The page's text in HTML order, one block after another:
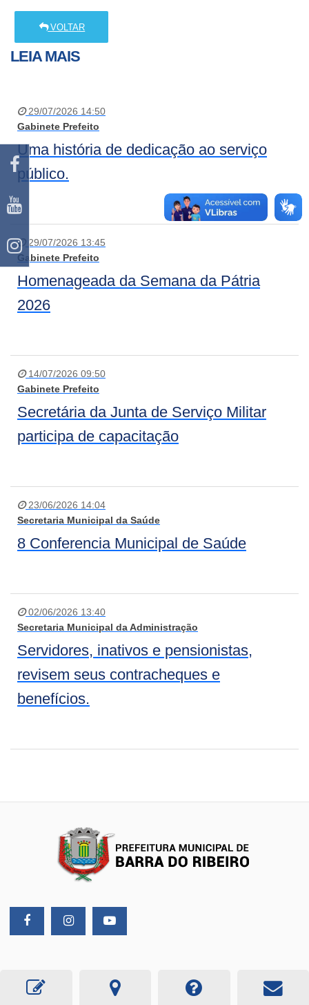
VOLTAR
LEIA MAIS
29/07/2026 14:50
Gabinete Prefeito
Uma história de dedicação ao serviço
público.
29/07/2026 13:45
Gabinete Prefeito
Homenageada da Semana da Pátria
2026
14/07/2026 09:50
Gabinete Prefeito
Secretária da Junta de Serviço Militar
participa de capacitação
23/06/2026 14:04
Secretaria Municipal da Saúde
8 Conferencia Municipal de Saúde
02/06/2026 13:40
Secretaria Municipal da Administração
Servidores, inativos e pensionistas,
revisem seus contracheques e
benefícios.